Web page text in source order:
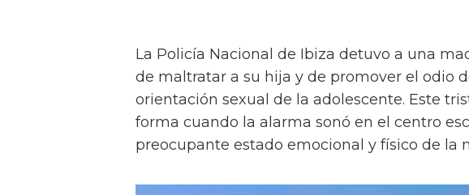
La Policía Nacional de Ibiza detuvo a una
de maltratar a su hija y de promover el odio
orientación sexual de la adolescente. Este
forma cuando la alarma sonó en el centro
preocupante estado emocional y físico de la